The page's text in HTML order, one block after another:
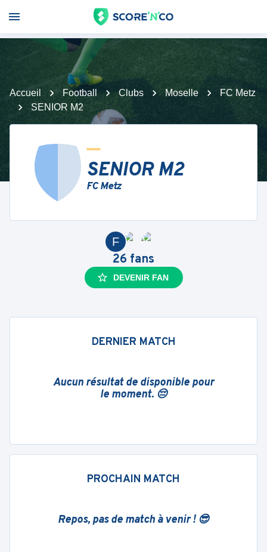
Accueil Football Clubs Moselle
FC Metz
SENIOR M2
SENIOR M2
FC Metz
F
26 fans
DEVENIR FAN
DERNIER MATCH
Aucun résultat de disponible pour
le moment. 😔
PROCHAIN MATCH
Repos, pas de match à venir ! 😎